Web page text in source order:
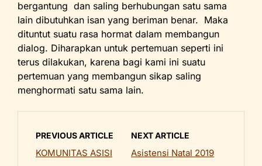
bergantung dan saling berhubungan satu sama
lain dibutuhkan isan yang beriman benar. Maka
dituntut suatu rasa hormat dalam membangun
dialog. Diharapkan untuk pertemuan seperti ini
terus dilakukan, karena bagi kami ini suatu
pertemuan yang membangun sikap saling
menghormati satu sama lain.
PREVIOUS ARTICLE
KOMUNITAS ASISI
NEXT ARTICLE
Asistensi Natal 2019